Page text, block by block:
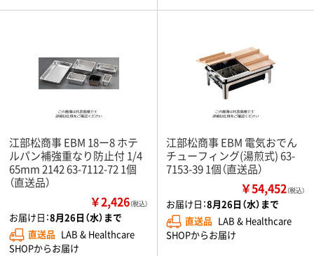
江部松商事 EBM 18ー8 ホテ
ルパン補強重なり防止付 1/4
65mm 2142 63-7112-72 1個
（直送品）
￥2,426（税込）
お届け日：8月26日（水）まで
直送品 LAB & Healthcare
SHOPからお届け
江部松商事 EBM 電気おでん
チューフィング(湯煎式) 63-
7153-39 1個（直送品）
￥54,452（税込）
お届け日：8月26日（水）まで
直送品 LAB & Healthcare
SHOPからお届け